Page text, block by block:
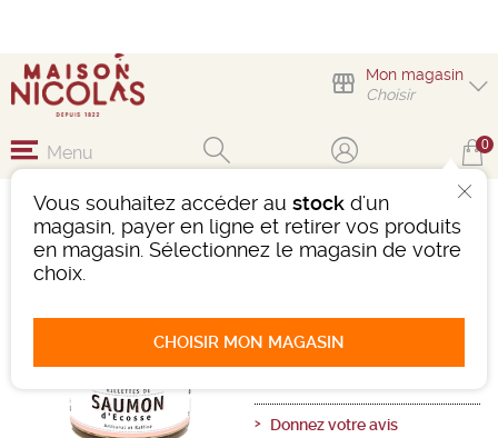
Mon magasin
Choisir
Vous souhaitez accéder au stock d'un
magasin, payer en ligne et retirer vos produits
en magasin. Sélectionnez le magasin de votre
choix.
CHOISIR MON MAGASIN
Menu 0
RILLETTES SAUMON
ÉCOSSE 100GR
100,00g
Ref : 500395
Donnez votre avis